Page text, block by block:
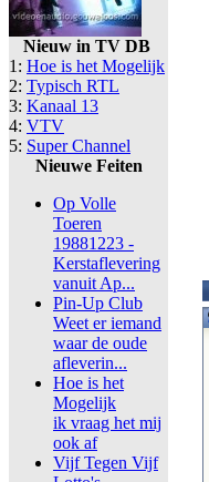
Nieuw in TV DB
1: Hoe is het Mogelijk
2: Typisch RTL
3: Kanaal 13
4: VTV
5: Super Channel
Nieuwe Feiten
Op Volle
Toeren
19881223 -
Kerstaflevering
vanuit Ap...
Pin-Up Club
Weet er iemand
waar de oude
afleverin...
Hoe is het
Mogelijk
ik vraag het mij
ook af
Vijf Tegen Vijf